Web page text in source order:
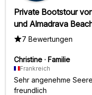
Private Bootstour
und Almadrava
7 Bewertungen
Christine · Familie
Frankreich
Sehr angenehme
freundlich